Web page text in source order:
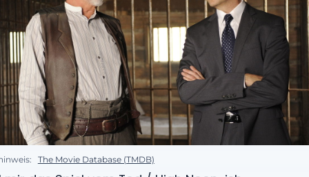
The Movie Database (TMDB)